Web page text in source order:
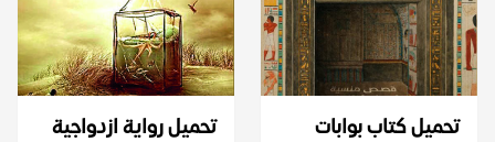
تحميل كتاب بوابات
تحميل رواية ازدواجية